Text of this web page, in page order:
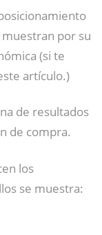
por su
(si te
artículo.)
de resultados
de compra.
los
se muestra: